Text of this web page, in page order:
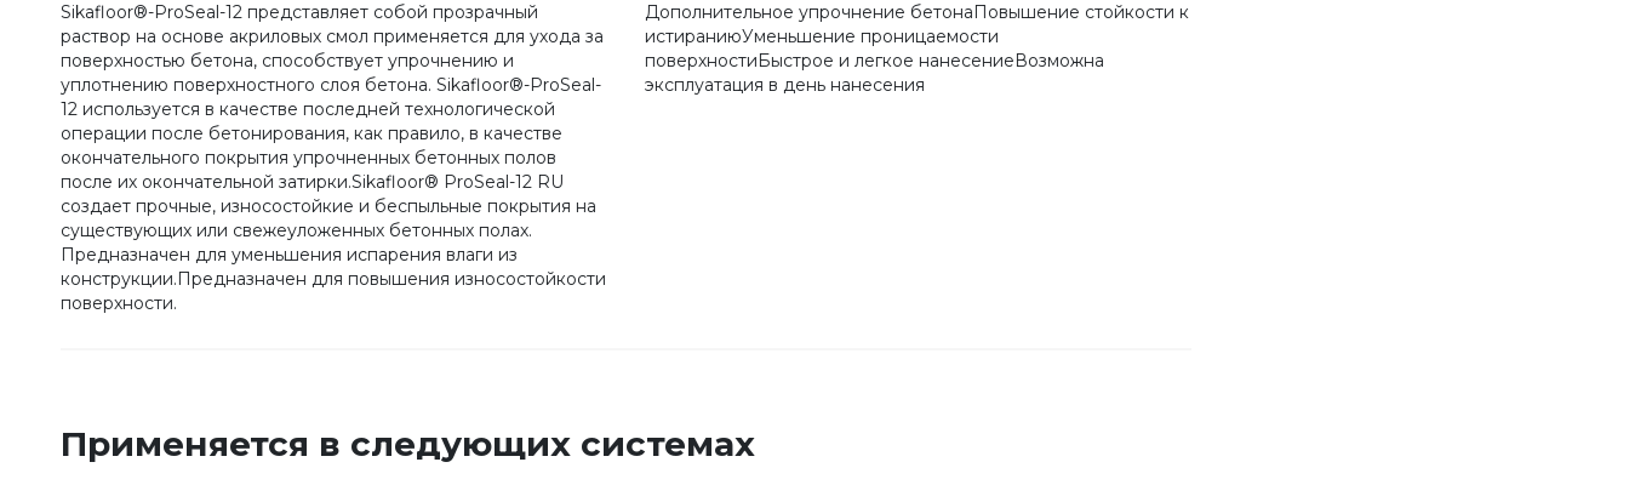
Sikafloor®-ProSeal-12 представляет собой прозрачный
раствор на основе акриловых смол применяется для ухода за
поверхностью бетона, способствует упрочнению и
уплотнению поверхностного слоя бетона. Sikafloor®-ProSeal-
12 используется в качестве последней технологической
операции после бетонирования, как правило, в качестве
окончательного покрытия упрочненных бетонных полов
после их окончательной затирки.Sikafloor® ProSeal-12 RU
создает прочные, износостойкие и беспыльные покрытия на
существующих или свежеуложенных бетонных полах.
Предназначен для уменьшения испарения влаги из
конструкции.Предназначен для повышения износостойкости
поверхности.
Дополнительное упрочнение бетонаПовышение стойкости к
истираниюУменьшение проницаемости
поверхностиБыстрое и легкое нанесениеВозможна
эксплуатация в день нанесения
Применяется в следующих системах